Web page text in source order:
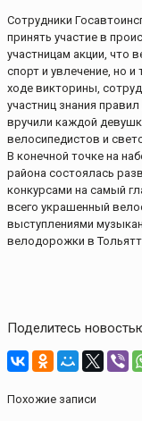
Сотрудники
принять участие в
участницам акции, что
спорт и увлечение, но
ходе викторины,
участниц знания
вручили каждой
велосипедистов и
В конечной точке на
района состоялась
конкурсами на самый
всего украшенный
выступлениями
велодорожки в
Поделитесь
Похожие записи